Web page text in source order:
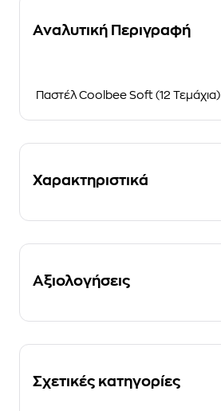
Αναλυτική Περιγραφή
Παστέλ Coolbee Soft (12 Τεμάχια)
Χαρακτηριστικά
Αξιολογήσεις
Σχετικές κατηγορίες